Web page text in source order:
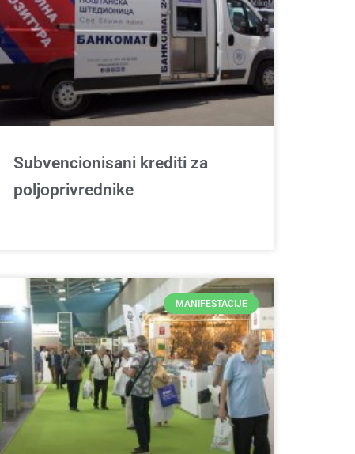
Subvencionisani krediti za
poljoprivrednike
MANIFESTACIJE